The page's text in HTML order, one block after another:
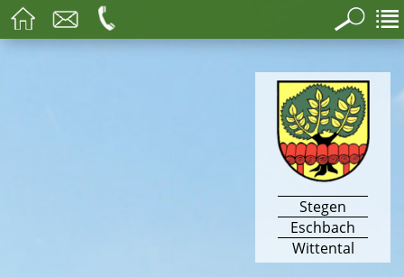
Stegen
Eschbach
Wittental